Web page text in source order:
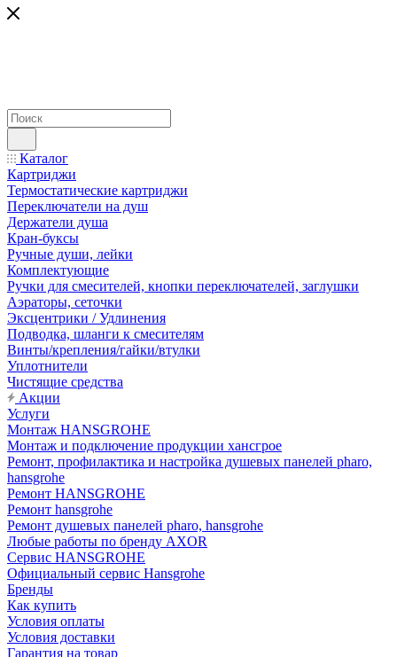
Каталог
Картриджи
Термостатические картриджи
Переключатели на душ
Держатели душа
Кран-буксы
Ручные души, лейки
Комплектующие
Ручки для смесителей, кнопки переключателей, заглушки
Аэраторы, сеточки
Эксцентрики / Удлинения
Подводка, шланги к смесителям
Винты/крепления/гайки/втулки
Уплотнители
Чистящие средства
Акции
Услуги
Монтаж HANSGROHE
Монтаж и подключение продукции хансгрое
Ремонт, профилактика и настройка душевых панелей pharo,
hansgrohe
Ремонт HANSGROHE
Ремонт hansgrohe
Ремонт душевых панелей pharo, hansgrohe
Любые работы по бренду AXOR
Сервис HANSGROHE
Официальный сервис Hansgrohe
Бренды
Как купить
Условия оплаты
Условия доставки
Гарантия на товар